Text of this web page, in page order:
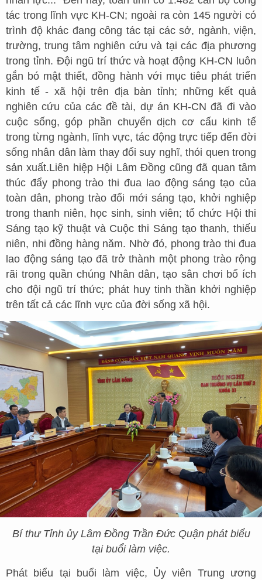
tác trong lĩnh vực KH-CN; ngoài ra còn 145 người có
trình độ khác đang công tác tại các sở, ngành, viện,
trường, trung tâm nghiên cứu và tại các địa phương
trong tỉnh. Đội ngũ trí thức và hoạt động KH-CN luôn
gắn bó mật thiết, đồng hành với mục tiêu phát triển
kinh tế - xã hội trên địa bàn tỉnh; những kết quả
nghiên cứu của các đề tài, dự án KH-CN đã đi vào
cuộc sống, góp phần chuyển dịch cơ cấu kinh tế
trong từng ngành, lĩnh vực, tác động trực tiếp đến đời
sống nhân dân làm thay đổi suy nghĩ, thói quen trong
sản xuất.Liên hiệp Hội Lâm Đồng cũng đã quan tâm
thúc đẩy phong trào thi đua lao động sáng tạo của
toàn dân, phong trào đổi mới sáng tạo, khởi nghiệp
trong thanh niên, học sinh, sinh viên; tổ chức Hội thi
Sáng tạo kỹ thuật và Cuộc thi Sáng tạo thanh, thiếu
niên, nhi đồng hàng năm. Nhờ đó, phong trào thi đua
lao động sáng tạo đã trở thành một phong trào rộng
rãi trong quần chúng Nhân dân, tạo sân chơi bổ ích
cho đội ngũ trí thức; phát huy tinh thần khởi nghiệp
trên tất cả các lĩnh vực của đời sống xã hội.
Bí thư Tỉnh ủy Lâm Đồng Trần Đức Quận phát biểu
tại buổi làm việc.
Phát biểu tại buổi làm việc, Ủy viên Trung ương